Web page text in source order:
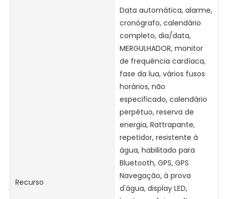
Recurso
Data automática, alarme,
cronógrafo, calendário
completo, dia/data,
MERGULHADOR, monitor
de frequência cardíaca,
fase da lua, vários fusos
horários, não
especificado, calendário
perpétuo, reserva de
energia, Rattrapante,
repetidor, resistente à
água, habilitado para
Bluetooth, GPS, GPS
Navegação, à prova
d'água, display LED,